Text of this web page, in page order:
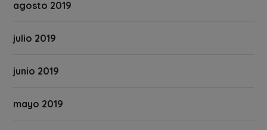
agosto 2019
julio 2019
junio 2019
mayo 2019